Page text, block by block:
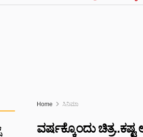
Home ಸಿನಿಮಾ
ವರ್ಷಕ್ಕೊಂದು